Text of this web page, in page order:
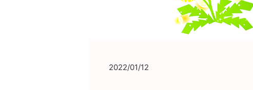
2022/01/12